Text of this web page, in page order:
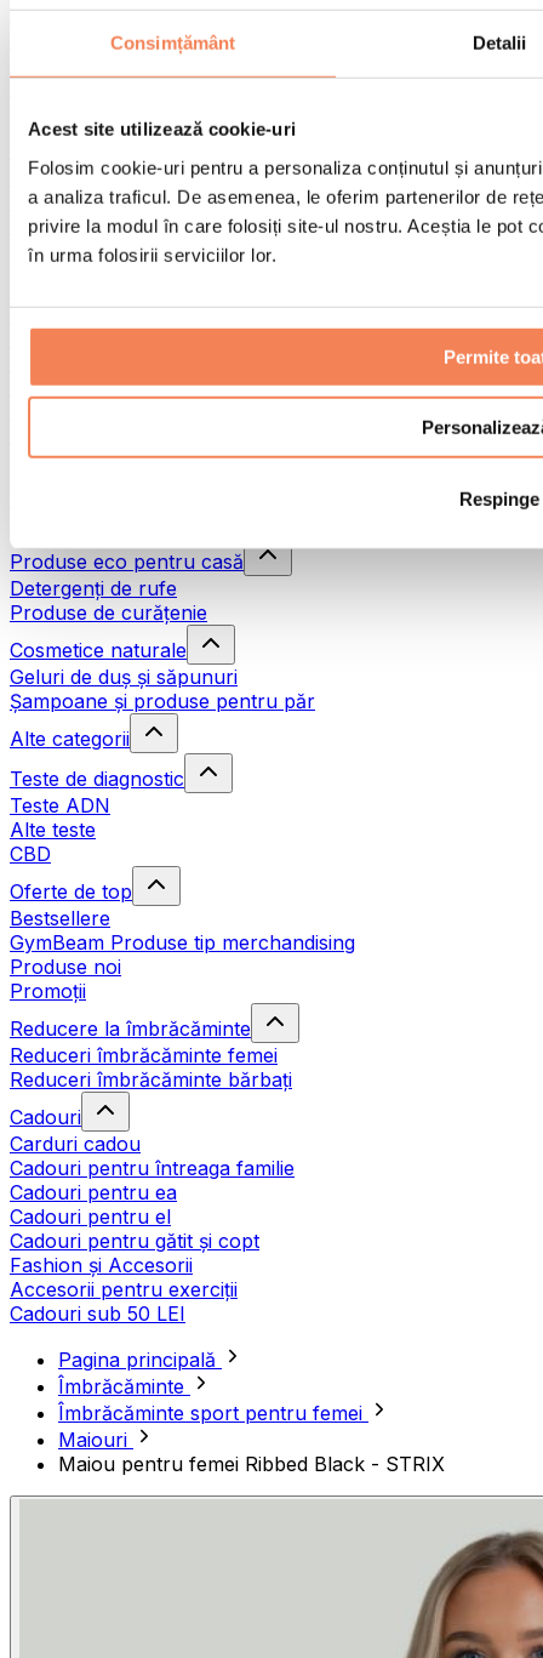
Consimțământ Detalii
Acest site utilizează cookie-uri
Folosim cookie-uri pentru a personaliza conținutul și
a analiza traficul. De asemenea, le oferim partenerilor de
privire la modul în care folosiți site-ul nostru. Aceștia le pot
în urma folosirii serviciilor lor.
Permite
Respinge
Ajutoare pentru reabilitare
Pistoale de masaj
Genți și accesorii pentru alimente
Genți pentru sala de sport
Rucsacuri
Accesorii în funcție de activitate
Sporturi de contact
Terapie prin frig
Produse eco pentru casă
Detergenți de rufe
Produse de curățenie
Cosmetice naturale
Geluri de duș și săpunuri
Șampoane și produse pentru păr
Alte categorii
Teste de diagnostic
Teste ADN
Alte teste
CBD
Oferte de top
Bestsellere
GymBeam Produse tip merchandising
Produse noi
Promoții
Reducere la îmbrăcăminte
Reduceri îmbrăcăminte femei
Reduceri îmbrăcăminte bărbați
Cadouri
Carduri cadou
Cadouri pentru întreaga familie
Cadouri pentru ea
Cadouri pentru el
Cadouri pentru gătit și copt
Fashion și Accesorii
Accesorii pentru exerciții
Cadouri sub 50 LEI
Pagina principală
Îmbrăcăminte
Îmbrăcăminte sport pentru femei
Maiouri
Maiou pentru femei Ribbed Black - STRIX